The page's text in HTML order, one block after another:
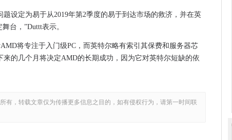
的网络安全扩展计划
研究
录了医疗保健的“拐点”
但突出了团队聊天的重要性
络安全加速器队列
题设定为易于从2019年第2季度的易于到达市场的救济，并在英
台，”Duttt表示。
将专注于入门级PC，而英特尔略有索引其保费和服务器芯
来的几个月将决定AMD的长期成功，因为它对英特尔短缺的依
有，转载文章仅为传播更多信息之目的，如有侵权行为，请第一时间联